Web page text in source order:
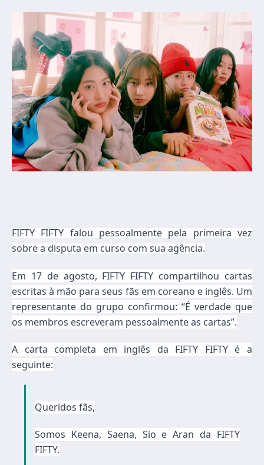
FIFTY FIFTY falou pessoalmente pela primeira vez
sobre a disputa em curso com sua agência.
Em 17 de agosto, FIFTY FIFTY compartilhou cartas
escritas à mão para seus fãs em coreano e inglês. Um
representante do grupo confirmou: “É verdade que
os membros escreveram pessoalmente as cartas”.
A carta completa em inglês da FIFTY FIFTY é a
seguinte:
Queridos fãs,
Somos Keena, Saena, Sio e Aran da FIFTY
FIFTY.